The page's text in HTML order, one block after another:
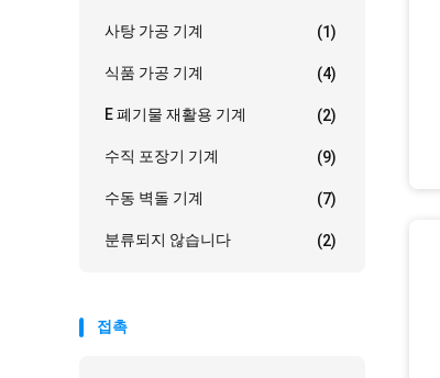
사탕 가공 기계 (1)
식품 가공 기계 (4)
E 폐기물 재활용 기계 (2)
수직 포장기 기계 (9)
수동 벽돌 기계 (7)
분류되지 않습니다 (2)
접촉